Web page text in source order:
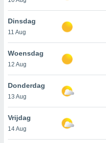
onder
dat geval
u dat
Dinsdag
11 Aug
Woensdag
12 Aug
Donderdag
13 Aug
Vrijdag
14 Aug